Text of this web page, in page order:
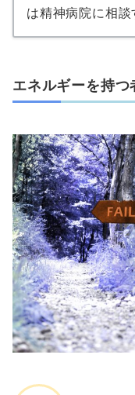
は精神病院に相談
エネルギーを持つ